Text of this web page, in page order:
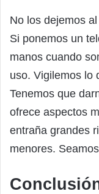
No los dejemos
Si ponemos un
manos cuando
uso. Vigilemos lo
Tenemos que
ofrece aspectos
entraña grandes
menores.